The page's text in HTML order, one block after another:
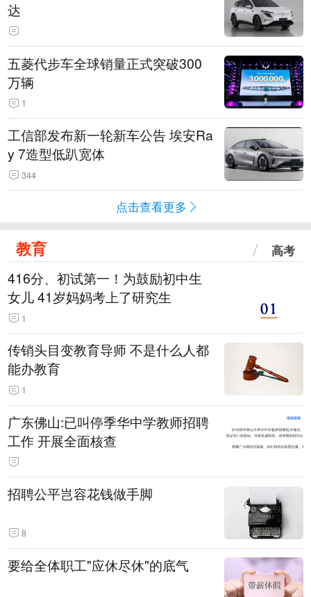
达
五菱代步车全球销量正式突破300
万辆
1
工信部发布新一轮新车公告 埃安Ra
y 7造型低趴宽体
344
点击查看更多
教育 高考
416分、初试第一！为鼓励初中生
女儿 41岁妈妈考上了研究生
1
传销头目变教育导师 不是什么人都
能办教育
1
广东佛山:已叫停季华中学教师招聘
工作 开展全面核查
招聘公平岂容花钱做手脚
8
要给全体职工"应休尽休"的底气